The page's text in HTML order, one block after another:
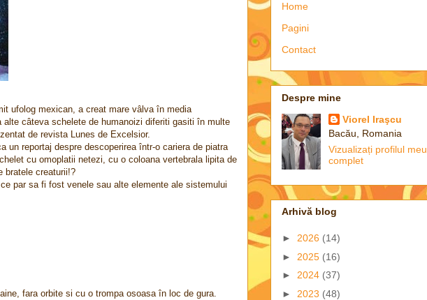
ufolog mexican, a creat mare vâlva în media
câteva schelete de humanoizi diferiti gasiti în multe
de revista Lunes de Excelsior.
un reportaj despre descoperirea într-o cariera de piatra
cu omoplatii netezi, cu o coloana vertebrala lipita de
bratele creaturii!?
par sa fi fost venele sau alte elemente ale sistemului
fara orbite si cu o trompa osoasa în loc de gura.
Home
Pagini
Contact
Despre mine
Viorel Iraşcu
Bacău, Romania
Vizualizați profilul meu
complet
Arhivă blog
► 2026 (14)
► 2025 (16)
► 2024 (37)
► 2023 (48)